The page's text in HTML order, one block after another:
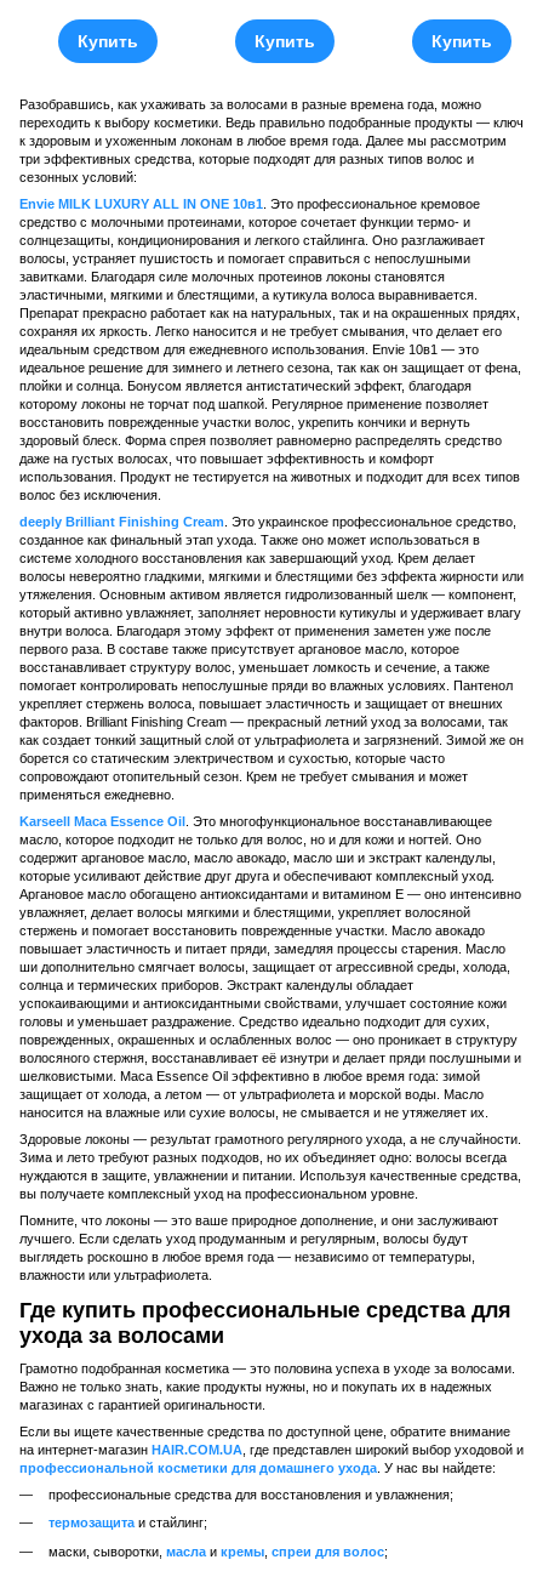
Купить Купить Купить
Разобравшись, как ухаживать за волосами в разные времена года, можно
переходить к выбору косметики. Ведь правильно подобранные продукты — ключ
к здоровым и ухоженным локонам в любое время года. Далее мы рассмотрим
три эффективных средства, которые подходят для разных типов волос и
сезонных условий:
Envie MILK LUXURY ALL IN ONE 10в1 . Это профессиональное кремовое
средство с молочными протеинами, которое сочетает функции термо- и
солнцезащиты, кондиционирования и легкого стайлинга. Оно разглаживает
волосы, устраняет пушистость и помогает справиться с непослушными
завитками. Благодаря силе молочных протеинов локоны становятся
эластичными, мягкими и блестящими, а кутикула волоса выравнивается.
Препарат прекрасно работает как на натуральных, так и на окрашенных прядях,
сохраняя их яркость. Легко наносится и не требует смывания, что делает его
идеальным средством для ежедневного использования. Envie 10в1 — это
идеальное решение для зимнего и летнего сезона, так как он защищает от фена,
плойки и солнца. Бонусом является антистатический эффект, благодаря
которому локоны не торчат под шапкой. Регулярное применение позволяет
восстановить поврежденные участки волос, укрепить кончики и вернуть
здоровый блеск. Форма спрея позволяет равномерно распределять средство
даже на густых волосах, что повышает эффективность и комфорт
использования. Продукт не тестируется на животных и подходит для всех типов
волос без исключения.
deeply Brilliant Finishing Cream . Это украинское профессиональное средство,
созданное как финальный этап ухода. Также оно может использоваться в
системе холодного восстановления как завершающий уход. Крем делает
волосы невероятно гладкими, мягкими и блестящими без эффекта жирности или
утяжеления. Основным активом является гидролизованный шелк — компонент,
который активно увлажняет, заполняет неровности кутикулы и удерживает влагу
внутри волоса. Благодаря этому эффект от применения заметен уже после
первого раза. В составе также присутствует аргановое масло, которое
восстанавливает структуру волос, уменьшает ломкость и сечение, а также
помогает контролировать непослушные пряди во влажных условиях. Пантенол
укрепляет стержень волоса, повышает эластичность и защищает от внешних
факторов. Brilliant Finishing Cream — прекрасный летний уход за волосами, так
как создает тонкий защитный слой от ультрафиолета и загрязнений. Зимой же он
борется со статическим электричеством и сухостью, которые часто
сопровождают отопительный сезон. Крем не требует смывания и может
применяться ежедневно.
Karseell Maca Essence Oil
. Это многофункциональное восстанавливающее
масло, которое подходит не только для волос, но и для кожи и ногтей. Оно
содержит аргановое масло, масло авокадо, масло ши и экстракт календулы,
которые усиливают действие друг друга и обеспечивают комплексный уход.
Аргановое масло обогащено антиоксидантами и витамином Е — оно интенсивно
увлажняет, делает волосы мягкими и блестящими, укрепляет волосяной
стержень и помогает восстановить поврежденные участки. Масло авокадо
повышает эластичность и питает пряди, замедляя процессы старения. Масло
ши дополнительно смягчает волосы, защищает от агрессивной среды, холода,
солнца и термических приборов. Экстракт календулы обладает
успокаивающими и антиоксидантными свойствами, улучшает состояние кожи
головы и уменьшает раздражение. Средство идеально подходит для сухих,
поврежденных, окрашенных и ослабленных волос — оно проникает в структуру
волосяного стержня, восстанавливает её изнутри и делает пряди послушными и
шелковистыми. Maca Essence Oil эффективно в любое время года: зимой
защищает от холода, а летом — от ультрафиолета и морской воды. Масло
наносится на влажные или сухие волосы, не смывается и не утяжеляет их.
Здоровые локоны — результат грамотного регулярного ухода, а не случайности.
Зима и лето требуют разных подходов, но их объединяет одно: волосы всегда
нуждаются в защите, увлажнении и питании. Используя качественные средства,
вы получаете комплексный уход на профессиональном уровне.
Помните, что локоны — это ваше природное дополнение, и они заслуживают
лучшего. Если сделать уход продуманным и регулярным, волосы будут
выглядеть роскошно в любое время года — независимо от температуры,
влажности или ультрафиолета.
Где купить профессиональные средства для
ухода за волосами
Грамотно подобранная косметика — это половина успеха в уходе за волосами.
Важно не только знать, какие продукты нужны, но и покупать их в надежных
магазинах с гарантией оригинальности.
Если вы ищете качественные средства по доступной цене, обратите внимание
на интернет-магазин HAIR.COM.UA , где представлен широкий выбор уходовой и
профессиональной косметики для домашнего ухода . У нас вы найдете:
профессиональные средства для восстановления и увлажнения;
термозащита и стайлинг;
маски, сыворотки, масла и кремы спреи для волос;